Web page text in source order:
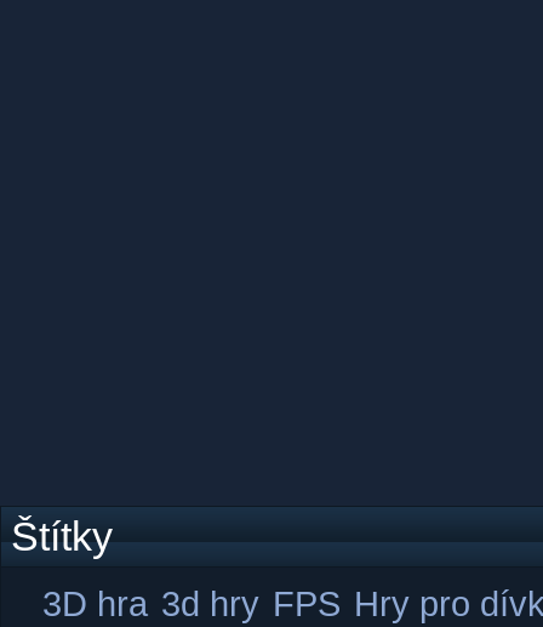
Štítky
3D hra 3d hry FPS Hry pro